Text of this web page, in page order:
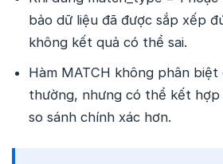
bảo dữ liệu đã được sắp xếp
không kết quả có thể sai.
Hàm MATCH không phân biệt
thường, nhưng có thể kết hợp
so sánh chính xác hơn.